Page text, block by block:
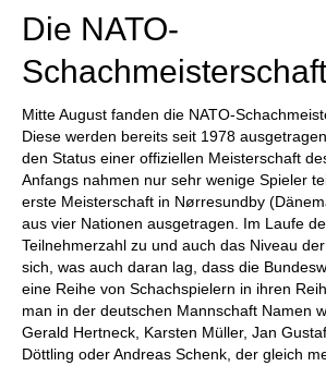
Die NATO-
Mitte August fanden die NATO-
Diese werden bereits seit 1978
den Status einer offiziellen Meisterschaft
Anfangs nahmen nur sehr wenige Spieler
erste Meisterschaft in Nørresundby
aus vier Nationen ausgetragen. Im Laufe
Teilnehmerzahl zu und auch das Niveau
sich, was auch daran lag, dass die
eine Reihe von Schachspielern in ihren
man in der deutschen Mannschaft Namen
Gerald Hertneck, Karsten Müller, Jan
Döttling oder Andreas Schenk, der gleich